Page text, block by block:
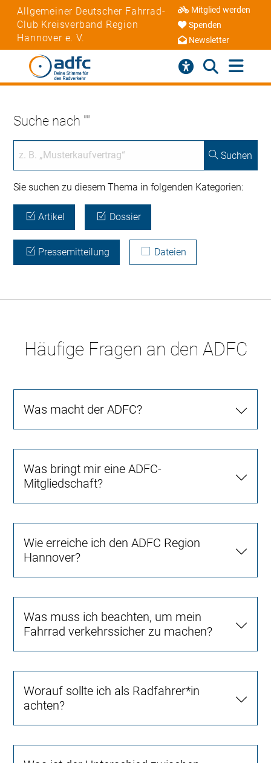
Allgemeiner Deutscher Fahrrad-
Club Kreisverband Region
Hannover e. V.
Mitglied werden
Spenden
Newsletter
Suche nach ""
Suchen
Sie suchen zu diesem Thema in folgenden Kategorien:
Artikel Dossier
Pressemitteilung Dateien
Häufige Fragen an den ADFC
Was macht der ADFC?
Was bringt mir eine ADFC-
Mitgliedschaft?
Wie erreiche ich den ADFC Region
Hannover?
Was muss ich beachten, um mein
Fahrrad verkehrssicher zu machen?
Worauf sollte ich als Radfahrer*in
achten?